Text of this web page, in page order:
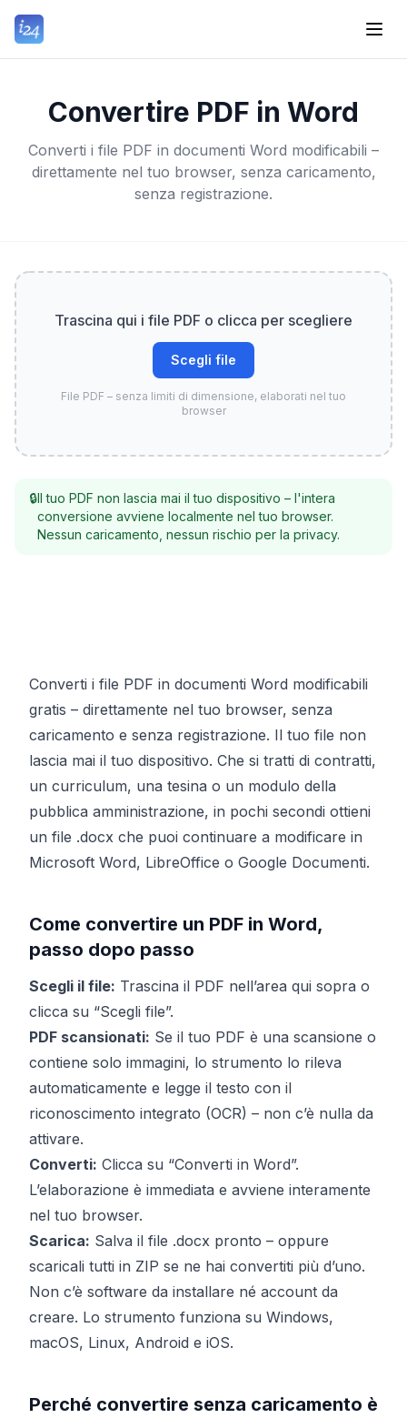
Convertire PDF in Word
Converti i file PDF in documenti Word modificabili –
direttamente nel tuo browser, senza caricamento,
senza registrazione.
Trascina qui i file PDF o clicca per scegliere
Scegli file
File PDF – senza limiti di dimensione, elaborati nel tuo
browser
🔒Il tuo PDF non lascia mai il tuo dispositivo – l'intera
conversione avviene localmente nel tuo browser.
Nessun caricamento, nessun rischio per la privacy.
Converti i file PDF in documenti Word modificabili
gratis – direttamente nel tuo browser, senza
caricamento e senza registrazione. Il tuo file non
lascia mai il tuo dispositivo. Che si tratti di contratti,
un curriculum, una tesina o un modulo della
pubblica amministrazione, in pochi secondi ottieni
un file .docx che puoi continuare a modificare in
Microsoft Word, LibreOffice o Google Documenti.
Come convertire un PDF in Word,
passo dopo passo
Scegli il file: Trascina il PDF nell’area qui sopra o
clicca su “Scegli file”.
PDF scansionati: Se il tuo PDF è una scansione o
contiene solo immagini, lo strumento lo rileva
automaticamente e legge il testo con il
riconoscimento integrato (OCR) – non c’è nulla da
attivare.
Converti: Clicca su “Converti in Word”.
L’elaborazione è immediata e avviene interamente
nel tuo browser.
Scarica: Salva il file .docx pronto – oppure
scaricali tutti in ZIP se ne hai convertiti più d’uno.
Non c’è software da installare né account da
creare. Lo strumento funziona su Windows,
macOS, Linux, Android e iOS.
Perché convertire senza caricamento è